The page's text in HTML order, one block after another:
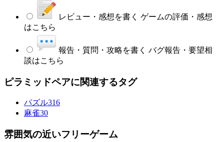
レビュー・感想を書く ゲームの評価・感想
はこちら
報告・質問・攻略を書く バグ報告・要望相
談はこちら
ピラミッドペアに関連するタグ
パズル316
麻雀30
雰囲気の近いフリーゲーム